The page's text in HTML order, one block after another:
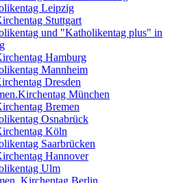
Leipzig
Stuttgart
und "Katholikentag plus" in
Hamburg
Mannheim
Dresden
München
Bremen
Osnabrück
Köln
Saarbrücken
Hannover
Ulm
Kirchentag Berlin